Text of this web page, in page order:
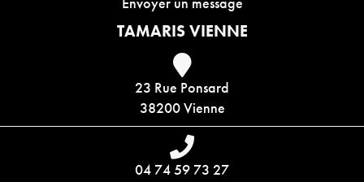
TAMARIS VIENNE
23 Rue Ponsard
38200 Vienne
04 74 59 73 27